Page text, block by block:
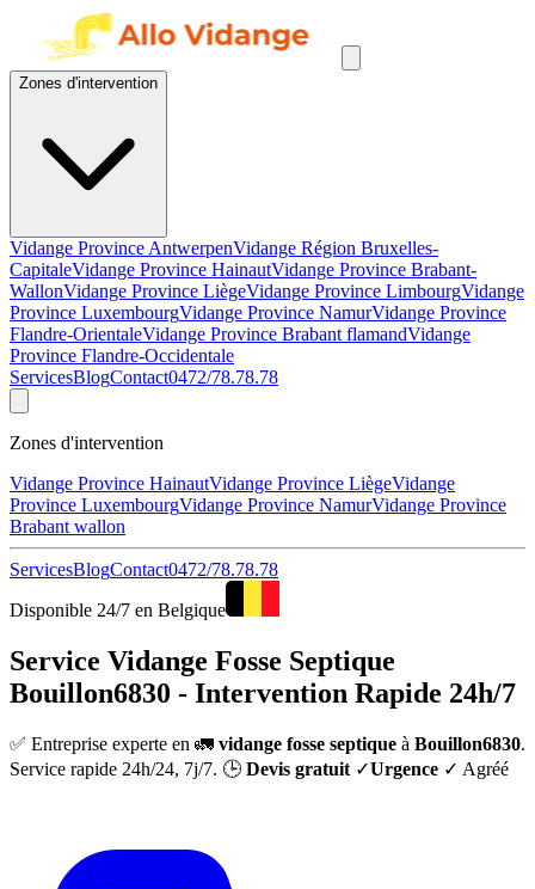
Zones d'intervention
Vidange Province AntwerpenVidange Région Bruxelles-
CapitaleVidange Province HainautVidange Province Brabant-
WallonVidange Province LiègeVidange Province LimbourgVidange
Province LuxembourgVidange Province NamurVidange Province
Flandre-OrientaleVidange Province Brabant flamandVidange
Province Flandre-Occidentale
ServicesBlogContact0472/78.78.78
Zones d'intervention
Vidange Province HainautVidange Province LiègeVidange
Province LuxembourgVidange Province NamurVidange Province
Brabant wallon
ServicesBlogContact0472/78.78.78
Disponible 24/7 en Belgique
Service Vidange Fosse Septique
Bouillon6830 - Intervention Rapide 24h/7
✅ Entreprise experte en 🚛 vidange fosse septique à Bouillon6830.
Service rapide 24h/24, 7j/7. 🕒 Devis gratuit ✓Urgence ✓ Agréé